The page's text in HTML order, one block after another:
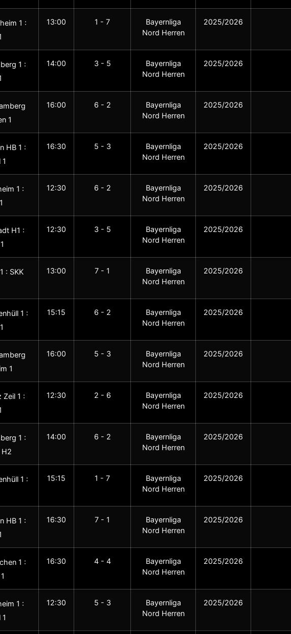
1 :
13:00 1 - 7
Bayernliga
Nord Herren
2025/2026
1 :
14:00 3 - 5
Bayernliga
Nord Herren
2025/2026
1
16:00 6 - 2
Bayernliga
Nord Herren
2025/2026
HB 1 :
16:30 5 - 3
Bayernliga
Nord Herren
2025/2026
1 :
12:30 6 - 2
Bayernliga
Nord Herren
2025/2026
H1 :
12:30 3 - 5
Bayernliga
Nord Herren
2025/2026
: SKK
13:00 7 - 1
Bayernliga
Nord Herren
2025/2026
1 :
15:15 6 - 2
Bayernliga
Nord Herren
2025/2026
1
16:00 5 - 3
Bayernliga
Nord Herren
2025/2026
Zeil 1 :
12:30 2 - 6
Bayernliga
Nord Herren
2025/2026
1 :
H2
14:00 6 - 2
Bayernliga
Nord Herren
2025/2026
1 :
15:15 1 - 7
Bayernliga
Nord Herren
2025/2026
HB 1 :
16:30 7 - 1
Bayernliga
Nord Herren
2025/2026
1 :
16:30 4 - 4
Bayernliga
Nord Herren
2025/2026
1 :
12:30 5 - 3
Bayernliga
Nord Herren
2025/2026